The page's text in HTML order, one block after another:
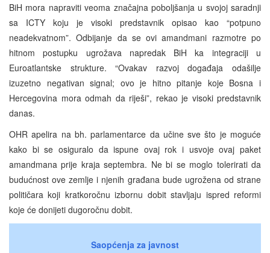
BiH mora napraviti veoma značajna poboljšanja u svojoj saradnji
sa ICTY koju je visoki predstavnik opisao kao “potpuno
neadekvatnom”. Odbijanje da se ovi amandmani razmotre po
hitnom postupku ugrožava napredak BiH ka integraciji u
Euroatlantske strukture. “Ovakav razvoj događaja odašilje
izuzetno negativan signal; ovo je hitno pitanje koje Bosna i
Hercegovina mora odmah da riješi”, rekao je visoki predstavnik
danas.
OHR apelira na bh. parlamentarce da učine sve što je moguće
kako bi se osiguralo da ispune ovaj rok i usvoje ovaj paket
amandmana prije kraja septembra. Ne bi se moglo tolerirati da
budućnost ove zemlje i njenih građana bude ugrožena od strane
političara koji kratkoročnu izbornu dobit stavljaju ispred reformi
koje će donijeti dugoročnu dobit.
Saopćenja za javnost